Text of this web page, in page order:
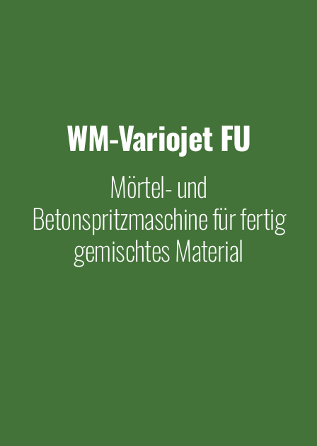
WM-Variojet FU
Mörtel- und
Betonspritzmaschine für fertig
gemischtes Material